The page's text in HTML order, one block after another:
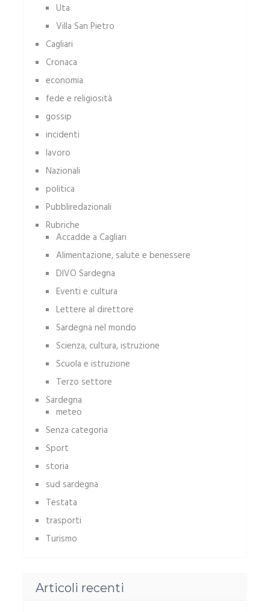
Uta
Villa San Pietro
Cagliari
Cronaca
economia
fede e religiosità
gossip
incidenti
lavoro
Nazionali
politica
Pubbliredazionali
Rubriche
Accadde a Cagliari
Alimentazione, salute e benessere
DIVO Sardegna
Eventi e cultura
Lettere al direttore
Sardegna nel mondo
Scienza, cultura, istruzione
Scuola e istruzione
Terzo settore
Sardegna
meteo
Senza categoria
Sport
storia
sud sardegna
Testata
trasporti
Turismo
Articoli recenti